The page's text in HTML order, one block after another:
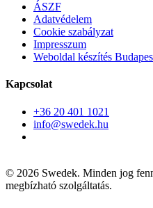
ÁSZF
Adatvédelem
Cookie szabályzat
Impresszum
Weboldal készítés
Kapcsolat
+36 20 401 1021
info@swedek.hu
© 2026 Swedek. Minden jog
megbízható szolgáltatás.